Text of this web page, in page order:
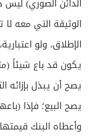
الدائن الصوري) ليس
الوثيقة التي معه
الإطلاق، ولو
يكون قد باع شيئاً
يصح أن يبذل بإزائه
يصح البيع؛ فإذا
وأعطاه البنك